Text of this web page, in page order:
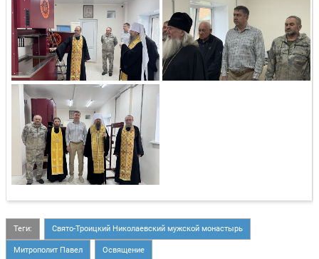
Теги: Свято-Троицкий Николаевский мужской монастырь
Митрополит Павел Освящение